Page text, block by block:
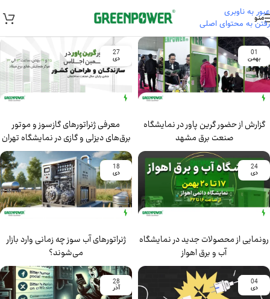
عبور به ناوبری
رفتن به محتوای اصلی
منو
01
بهمن
گزارش از حضور گرین پاور در نمایشگاه
صنعت برق مشهد
27
دی
معرفی ژنراتورهای گازسوز و موتور
برق‌های دیزلی و گازی در نمایشگاه تهران
24
دی
رونمایی از محصولات جدید در نمایشگاه
آب و برق اهواز
18
دی
ژنراتورهای آب سوز چه زمانی وارد بازار
می‌شوند؟
04
دی
28
آذر